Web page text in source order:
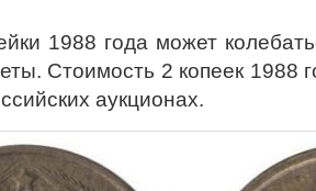
1988 года может
Стоимость 2 копеек 1988
аукционах.